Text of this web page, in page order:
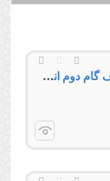
توجه به فرهنگ؛ پیش‌شرط تحقق اهداف گام دوم انقلاب